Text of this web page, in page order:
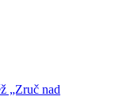
„Zruč nad